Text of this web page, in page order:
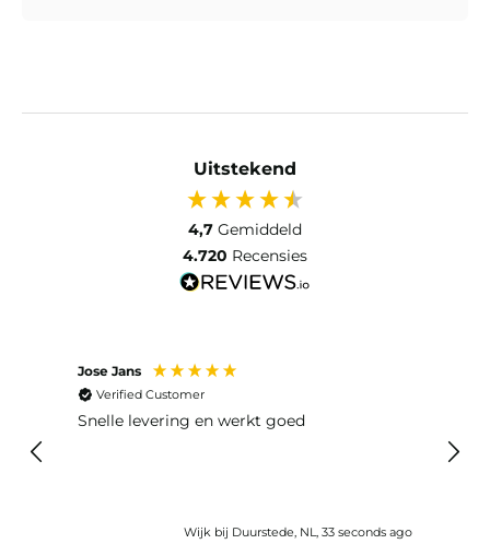
Uitstekend
4,7 Gemiddeld
4.720 Recensies
Jose Jans
Verified Customer
Snelle levering en werkt goed
Wijk bij Duurstede, NL, 33 seconds ago